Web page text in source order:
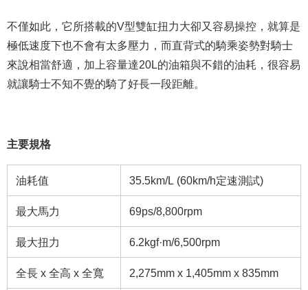
不僅如此，它所搭載的V型雙缸扭力大卻又容易操控，就算是
極低速度下也不會有太多壓力，而直背式的騎乘姿勢對騎士
來說相當舒適，加上容量達20L的油箱與不錯的油耗，很容易
就讓騎士不知不覺的騎了好長一段距離。
主要規格
油耗值 35.5km/L (60km/h定速測試)
最大馬力 69ps/8,800rpm
最大扭力 6.2kgf·m/6,500rpm
全長 x 全高 x 全寬 2,275mm x 1,405mm x 835mm